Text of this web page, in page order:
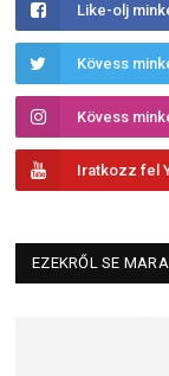
Like-olj
Kövess
Kövess
Iratkozz fel
EZEKRŐL SE